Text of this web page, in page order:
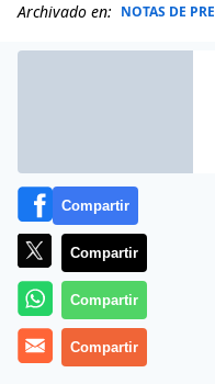
Archivado en: NOTAS DE
Serie Gong, la editorial
Compartir
Compartir
Compartir
Compartir